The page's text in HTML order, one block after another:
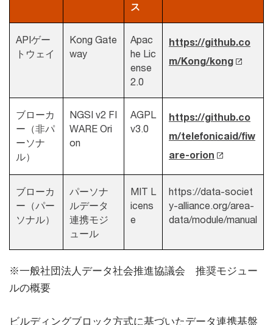
ス
APIゲー
トウェイ
Kong Gate
way
Apac
he Lic
ense
2.0
https://github.co
m/Kong/kong
ブローカ
ー（非パ
ーソナ
ル）
NGSI v2 FI
WARE Ori
on
AGPL
v3.0
https://github.co
m/telefonicaid/fiw
are-orion
ブローカ
ー（パー
ソナル）
パーソナ
ルデータ
連携モジ
ュール
MIT L
icens
e
https://data-societ
y-alliance.org/area-
data/module/manual
※一般社団法人データ社会推進協議会 推奨モジュー
ルの概要
ビルディングブロック方式に基づいたデータ連携基盤